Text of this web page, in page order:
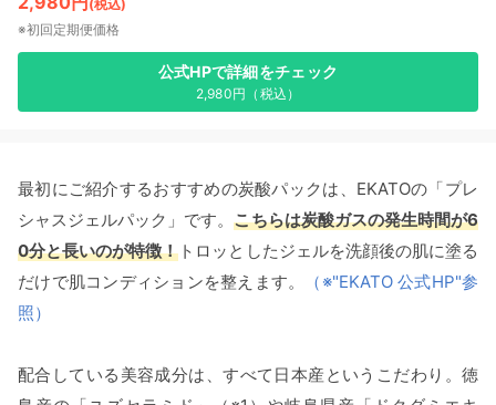
(税込)
※初回定期便価格
公式HPで詳細をチェック
2,980円（税込）
最初にご紹介するおすすめの炭酸パックは、EKATOの「プレ
シャスジェルパック」です。こちらは炭酸ガスの発生時間が6
0分と長いのが特徴！ トロッとしたジェルを洗顔後の肌に塗る
だけで肌コンディションを整えます。
（※"EKATO 公式HP"参
照）
配合している美容成分は、すべて日本産というこだわり。徳